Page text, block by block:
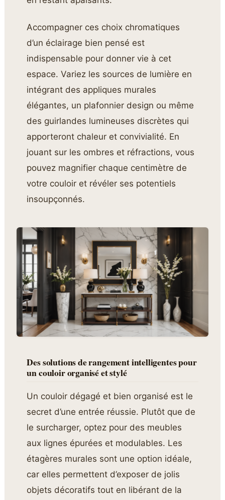
Accompagner ces choix chromatiques
d’un éclairage bien pensé est
indispensable pour donner vie à cet
espace. Variez les sources de lumière en
intégrant des appliques murales
élégantes, un plafonnier design ou même
des guirlandes lumineuses discrètes qui
apporteront chaleur et convivialité. En
jouant sur les ombres et réfractions, vous
pouvez magnifier chaque centimètre de
votre couloir et révéler ses potentiels
insoupçonnés.
Des solutions de rangement intelligentes pour
un couloir organisé et stylé
Un couloir dégagé et bien organisé est le
secret d’une entrée réussie. Plutôt que de
le surcharger, optez pour des meubles
aux lignes épurées et modulables. Les
étagères murales sont une option idéale,
car elles permettent d’exposer de jolis
objets décoratifs tout en libérant de la